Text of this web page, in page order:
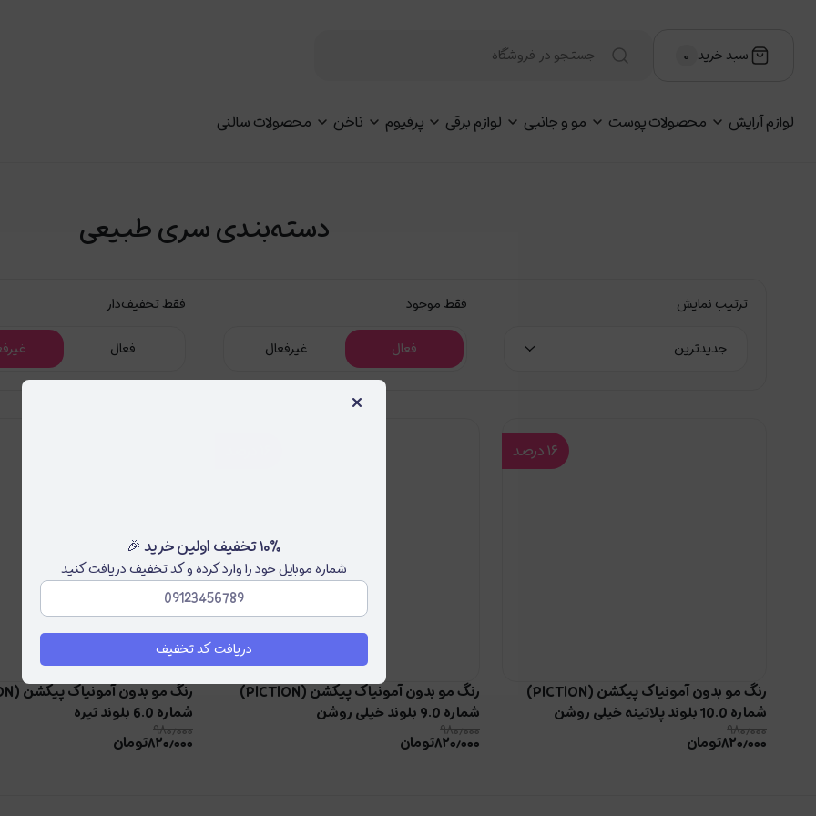
سبد خرید ۰
لوازم آرایش محصولات پوست مو و جانبی لوازم برقی پرفیوم ناخن محصولات سالنی
دسته‌بندی سری طبیعی
ترتیب نمایش
جدیدترین
فقط موجود
فعال غیرفعال
فقط تخفیف‌دار
فعال
۱۶درصد
رنگ مو بدون آمونیاک پیکشن (PICTION)
شماره 10.0 بلوند پلاتینه خیلی روشن
۹۸۰٫۰۰۰
۸۲۰٫۰۰۰تومان
رنگ مو بدون آمونیاک پیکشن (PICTION)
شماره 9.0 بلوند خیلی روشن
۹۸۰٫۰۰۰
۸۲۰٫۰۰۰تومان
شماره 6.0 بلوند تیره
۹۸۰٫۰۰۰
۸۲۰٫۰۰۰تومان
×
۱۰٪ تخفیف اولین خرید 🎉
شماره موبایل خود را وارد کرده و کد تخفیف دریافت کنید
دریافت کد تخفیف